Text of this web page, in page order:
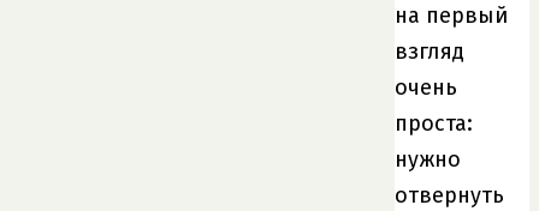
на первый
взгляд
очень
проста:
нужно
отвернуть